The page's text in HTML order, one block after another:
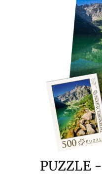
PUZZLE